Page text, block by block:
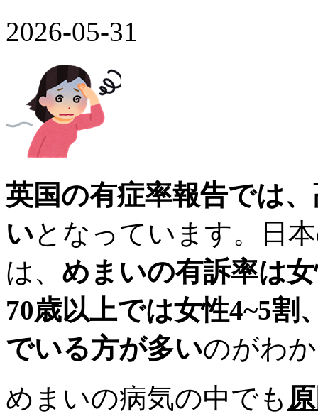
2026-05-31
英国の有症率報告では
いとなっています。日
は、 めまいの有訴率は
70歳以上では女性4~5割
でいる方が多いのがわ
めまいの病気の中でも